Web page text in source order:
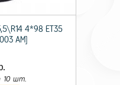
4*98 ET35
AM]
10 шт.